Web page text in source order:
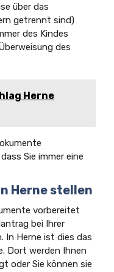
über das
getrennt sind)
des Kindes
des
Herne
Sie immer eine
Herne stellen
vorbereitet
bei Ihrer
In Herne ist dies das
Dort werden Ihnen
oder Sie können sie